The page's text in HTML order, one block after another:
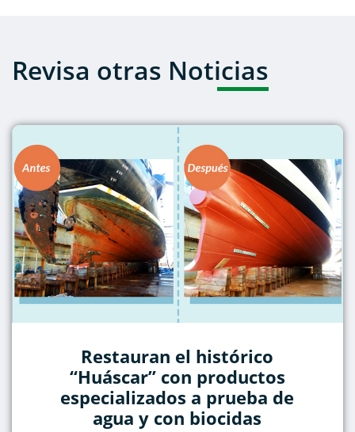
Revisa otras Noticias
Restauran el histórico
“Huáscar” con productos
especializados a prueba de
agua y con biocidas